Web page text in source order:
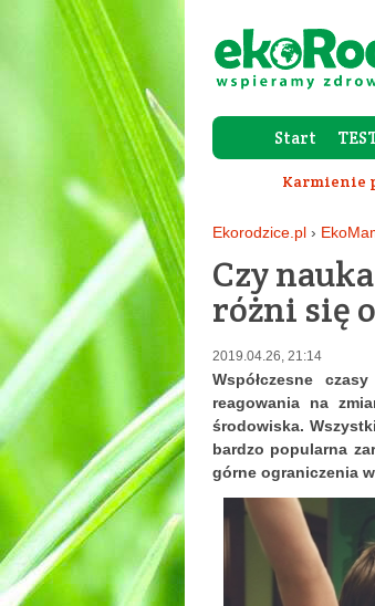
Start
Karmienie
Ekorodzice.pl ›
Czy
różni się
2019.04.26, 21:14
Współczesne
reagowania na
środowiska.
bardzo popularna
górne ograniczenia